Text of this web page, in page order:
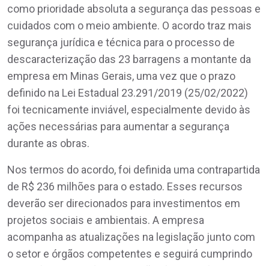
como prioridade absoluta a segurança das pessoas e
cuidados com o meio ambiente. O acordo traz mais
segurança jurídica e técnica para o processo de
descaracterização das 23 barragens a montante da
empresa em Minas Gerais, uma vez que o prazo
definido na Lei Estadual 23.291/2019 (25/02/2022)
foi tecnicamente inviável, especialmente devido às
ações necessárias para aumentar a segurança
durante as obras.
Nos termos do acordo, foi definida uma contrapartida
de R$ 236 milhões para o estado. Esses recursos
deverão ser direcionados para investimentos em
projetos sociais e ambientais. A empresa
acompanha as atualizações na legislação junto com
o setor e órgãos competentes e seguirá cumprindo